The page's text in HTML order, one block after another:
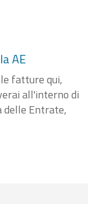
AE
fatture qui,
all'interno di
delle Entrate,